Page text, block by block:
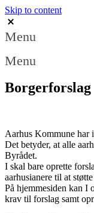
Skip to content
Menu
Menu
Borgerforslag
Aarhus Kommune har
Det betyder, at alle
Byrådet.
I skal bare oprette
aarhusianere til at
På hjemmesiden kan I
krav til forslag samt